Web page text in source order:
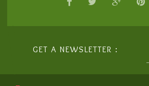
GET A NEWSLETTER :